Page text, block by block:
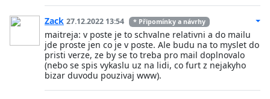
Zack 27.12.2022 13:54 * Připomínky a návrhy
maitreja: v poste je to schvalne relativni a do mailu
jde proste jen co je v poste. Ale budu na to myslet do
pristi verze, ze by se to treba pro mail doplnovalo
(nebo se spis vykaslu uz na lidi, co furt z nejakyho
bizar duvodu pouzivaj www).